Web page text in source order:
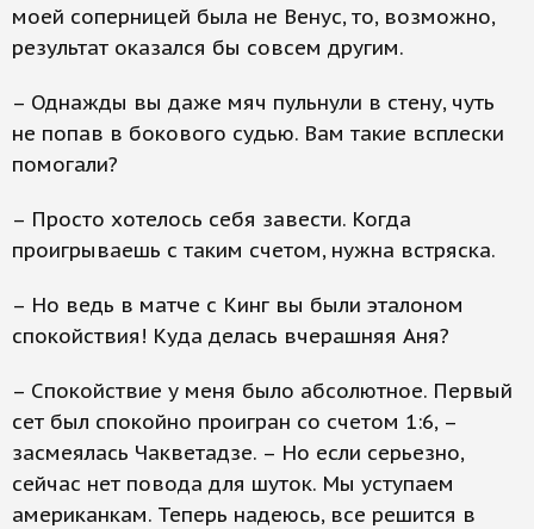
моей соперницей была не Венус, то, возможно,
результат оказался бы совсем другим.
– Однажды вы даже мяч пульнули в стену, чуть
не попав в бокового судью. Вам такие всплески
помогали?
– Просто хотелось себя завести. Когда
проигрываешь с таким счетом, нужна встряска.
– Но ведь в матче с Кинг вы были эталоном
спокойствия! Куда делась вчерашняя Аня?
– Спокойствие у меня было абсолютное. Первый
сет был спокойно проигран со счетом 1:6, –
засмеялась Чакветадзе. – Но если серьезно,
сейчас нет повода для шуток. Мы уступаем
американкам. Теперь надеюсь, все решится в